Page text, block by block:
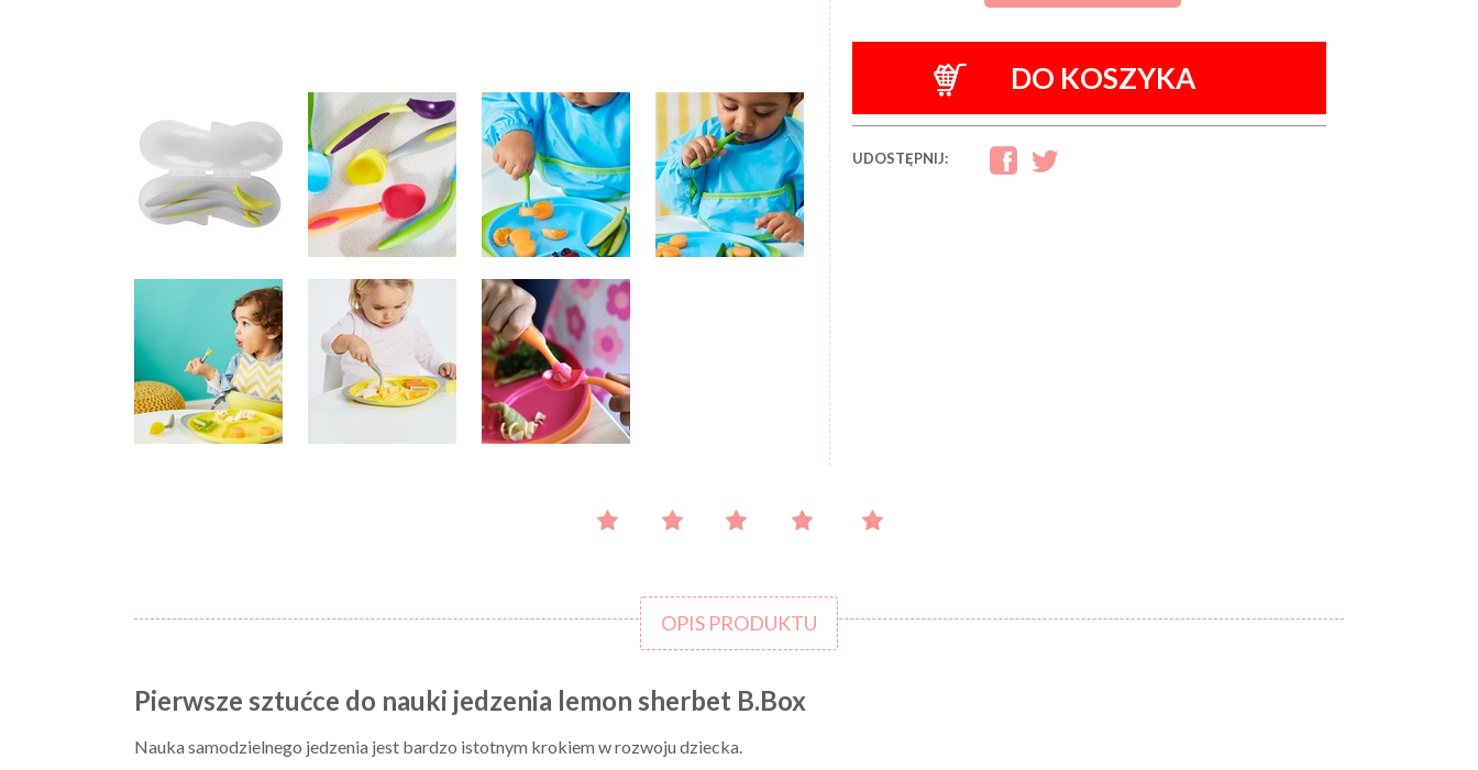
DO KOSZYKA
UDOSTĘPNIJ:
OPIS PRODUKTU
Pierwsze sztućce do nauki jedzenia lemon sherbet B.Box
Nauka samodzielnego jedzenia jest bardzo istotnym krokiem w rozwoju dziecka.